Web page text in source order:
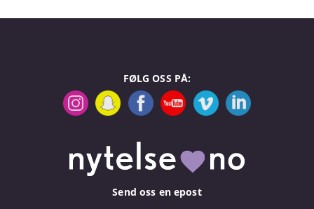
FØLG OSS PÅ:
Send oss en epost